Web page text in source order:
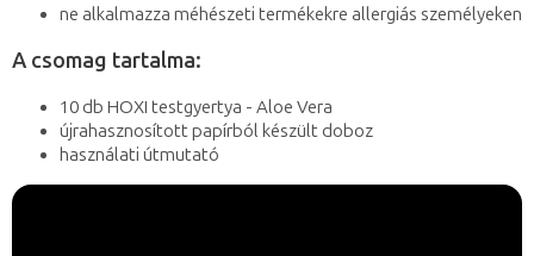
ne alkalmazza méhészeti termékekre allergiás személyeken
A csomag tartalma:
10 db HOXI testgyertya - Aloe Vera
újrahasznosított papírból készült doboz
használati útmutató